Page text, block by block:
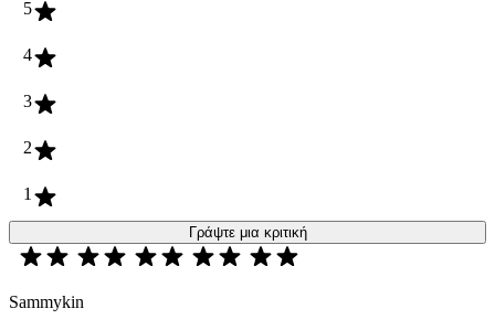
5
4
3
2
1
Γράψτε μια κριτική
Sammykin